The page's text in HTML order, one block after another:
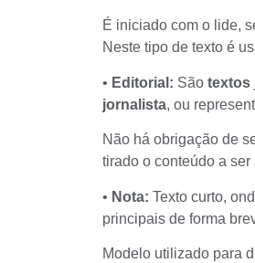
É iniciado com o lide,
Neste tipo de texto é
• Editorial: São textos
jornalista, ou
Não há obrigação de
tirado o conteúdo a ser
• Nota: Texto curto,
principais de forma
Modelo utilizado para